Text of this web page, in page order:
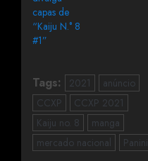
capas de
“Kaiju N.° 8
#1”
Tags: 2021
anúncio
CCXP
CCXP 2021
Kaiju no. 8
manga
mercado nacional
Panini